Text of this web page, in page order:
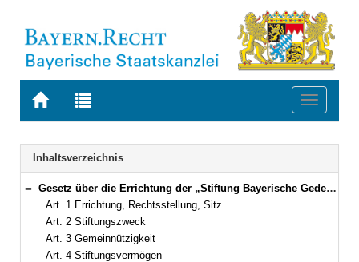
Zur
BAYERN.RECHT
Zur
letzten
Suche
Toggle
Navigation
Inhaltsverzeichnis
Bereich reduzieren
Gesetz über die Errichtung der „Stiftung Bayerische Gedenkstätten“ (Gedenkstättenstiftungsgesetz – GedStG) Vom 24. Dezember 2002 (GVBl. S. 931) BayRS 282-2-12-K (Art. 1–19)
Art. 1 Errichtung, Rechtsstellung, Sitz
Art. 2 Stiftungszweck
Art. 3 Gemeinnützigkeit
Art. 4 Stiftungsvermögen